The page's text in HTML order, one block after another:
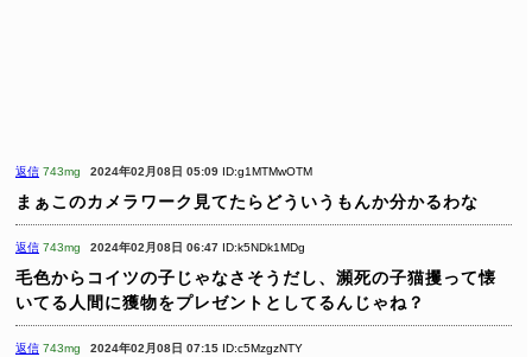
返信 743mg 2024年02月08日 05:09 ID:g1MTMwOTM
まぁこのカメラワーク見てたらどういうもんか分かるわな
返信 743mg 2024年02月08日 06:47 ID:k5NDk1MDg
毛色からコイツの子じゃなさそうだし、瀕死の子猫攫って懐
いてる人間に獲物をプレゼントとしてるんじゃね？
返信 743mg 2024年02月08日 07:15 ID:c5MzgzNTY